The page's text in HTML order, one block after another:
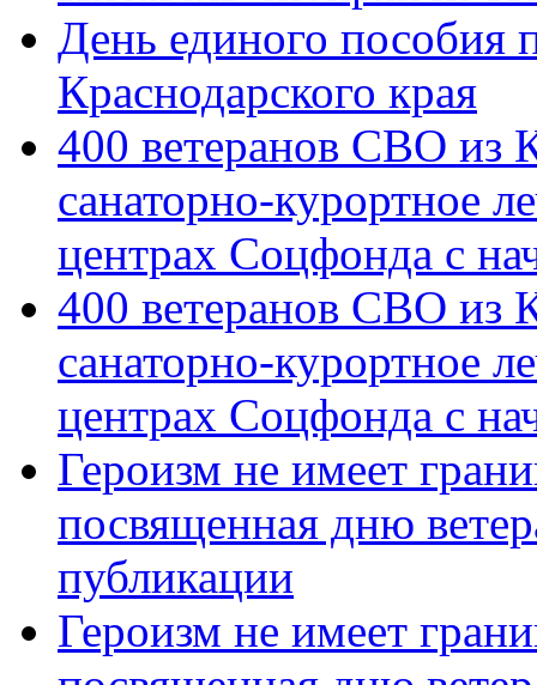
День единого пособия
Краснодарского края
400 ветеранов СВО из
санаторно-курортное
центрах Соцфонда с
400 ветеранов СВО из
санаторно-курортное
центрах Соцфонда с
Героизм не имеет
посвященная дню
публикации
Героизм не имеет